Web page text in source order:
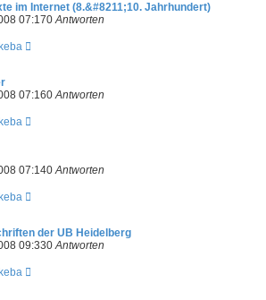
im Internet (8.&#8211;10. Jahrhundert)
07:170Antworten
07:160Antworten
07:140Antworten
der UB Heidelberg
09:330Antworten